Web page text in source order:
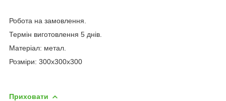
Робота на замовлення.
Термін виготовлення 5 днів.
Матеріал: метал.
Розміри: 300х300х300
Приховати